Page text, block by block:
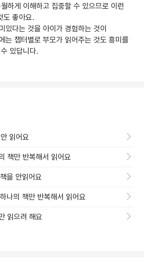
하게 이해하고 집중할 수 있으므로 이런
도 좋아요.
있다는 것을 아이가 경험하는 것이
는 챕터별로 부모가 읽어주는 것도 흥미를
있답니다.
읽어요
책만 반복해서 읽어요
을 안읽어요
나의 책만 반복해서 읽어요
읽으려 해요